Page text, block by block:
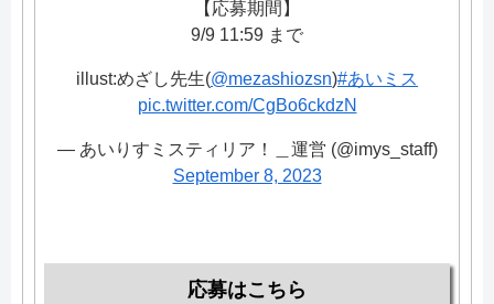
【応募期間】
9/9 11:59 まで
illust:めざし先生(@mezashiozsn)#あいミス
pic.twitter.com/CgBo6ckdzN
— あいりすミスティリア！＿運営 (@imys_staff)
September 8, 2023
応募はこちら